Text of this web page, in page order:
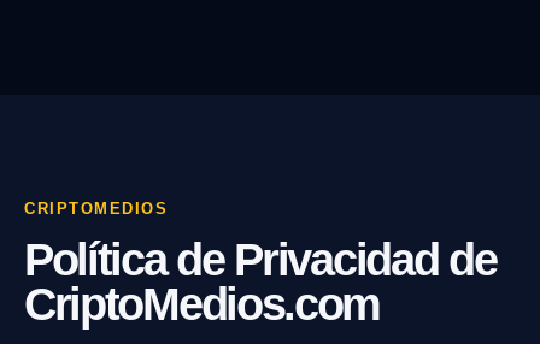
CRIPTOMEDIOS
Política de Privacidad de
CriptoMedios.com